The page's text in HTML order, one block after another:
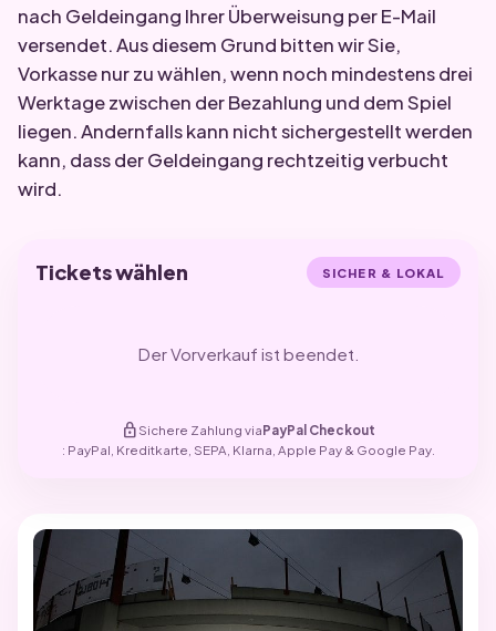
nach Geldeingang Ihrer Überweisung per E-Mail
versendet. Aus diesem Grund bitten wir Sie,
Vorkasse nur zu wählen, wenn noch mindestens drei
Werktage zwischen der Bezahlung und dem Spiel
liegen. Andernfalls kann nicht sichergestellt werden
kann, dass der Geldeingang rechtzeitig verbucht
wird.
Tickets wählen SICHER & LOKAL
Der Vorverkauf ist beendet.
lock Sichere Zahlung viaPayPal Checkout
: PayPal, Kreditkarte, SEPA, Klarna, Apple Pay & Google Pay.